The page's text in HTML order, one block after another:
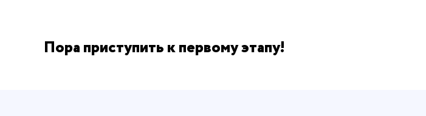
Пора приступить к первому этапу!